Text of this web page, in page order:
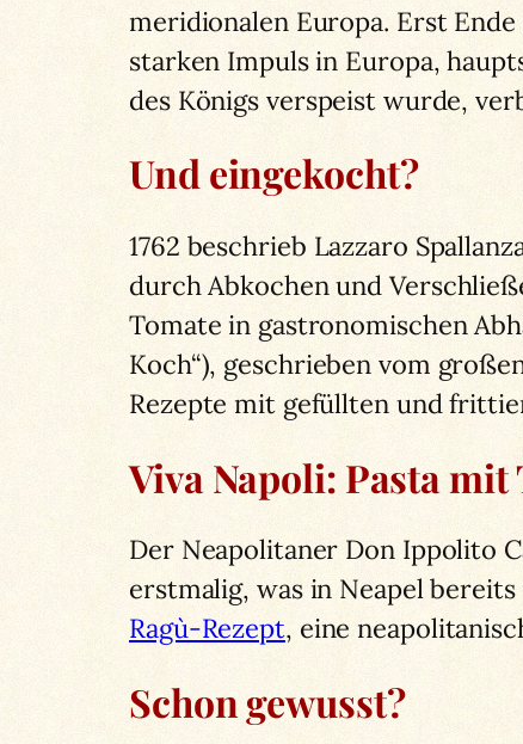
meridionalen Europa. Erst
starken Impuls in Europa,
des Königs verspeist wurde,
Und eingekocht?
1762 beschrieb Lazzaro
durch Abkochen und
Tomate in gastronomischen
Koch“), geschrieben vom
Rezepte mit gefüllten und
Viva Napoli: Pasta mit
Der Neapolitaner Don Ippolito
erstmalig, was in Neapel
Ragù-Rezept, eine
Schon gewusst?